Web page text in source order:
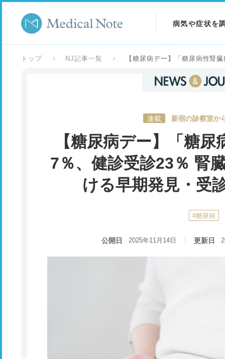
病気や症状を
症状を調べる
トップ NJ記事一覧 【糖尿病デー】「糖尿病性腎
連載 新宿の診察室か
【糖尿病デー】「糖
7％、健診受診23％ 腎
ける早期発見・受
#糖尿病
公開日 2025年11月14日 更新日